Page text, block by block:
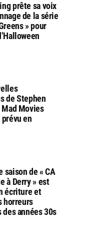
prête sa voix
de la série
» pour
de Stephen
Mad Movies
en
saison de « CA
à Derry » est
écriture et
horreurs
années 30s